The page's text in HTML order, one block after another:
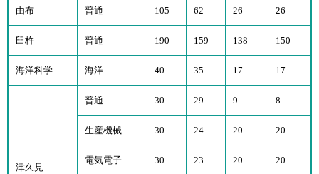
由布 普通 105 62 26 26
臼杵 普通 190 159 138 150
海洋科学 海洋 40 35 17 17
津久見
普通 30 29 9 8
生産機械 30 24 20 20
電気電子 30 23 20 20